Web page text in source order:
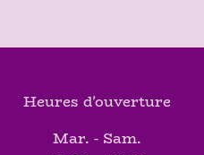
Heures d'ouverture
Mar. - Sam.